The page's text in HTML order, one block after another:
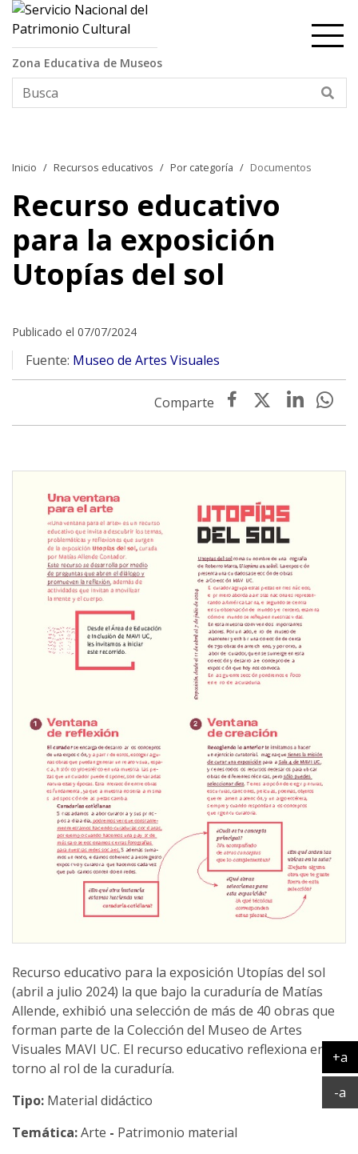
Contenido principal
Zona Educativa de Museos
Inicio Recursos educativos Por categoría Documentos
Recurso educativo
para la exposición
Utopías del sol
Publicado el 07/07/2024
Fuente: Museo de Artes Visuales
Recurso educativo para la exposición Utopías del sol
(abril a julio 2024) la que bajo la curaduría de Matías
Allende, exhibió una selección de más de 40 obras que
forman parte de la Colección del Museo de Artes
Visuales MAVI UC. El recurso educativo reflexiona en
torno al rol de la curaduría.
Tipo: Material didáctico
Temática:Arte - Patrimonio material
+a
-a